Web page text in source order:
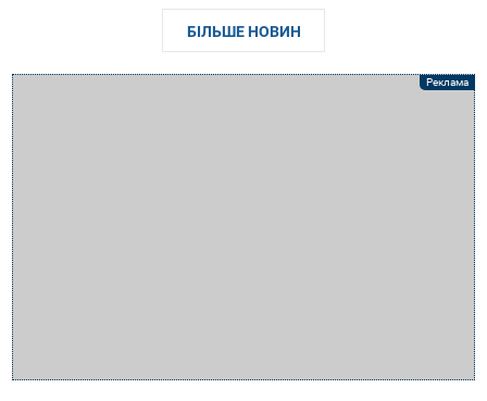
БІЛЬШЕ НОВИН